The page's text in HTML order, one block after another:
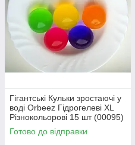
Гігантські Кульки зростаючі у
воді Orbeez Гідрогелеві XL
Різнокольорові 15 шт (00095)
Готово до відправки